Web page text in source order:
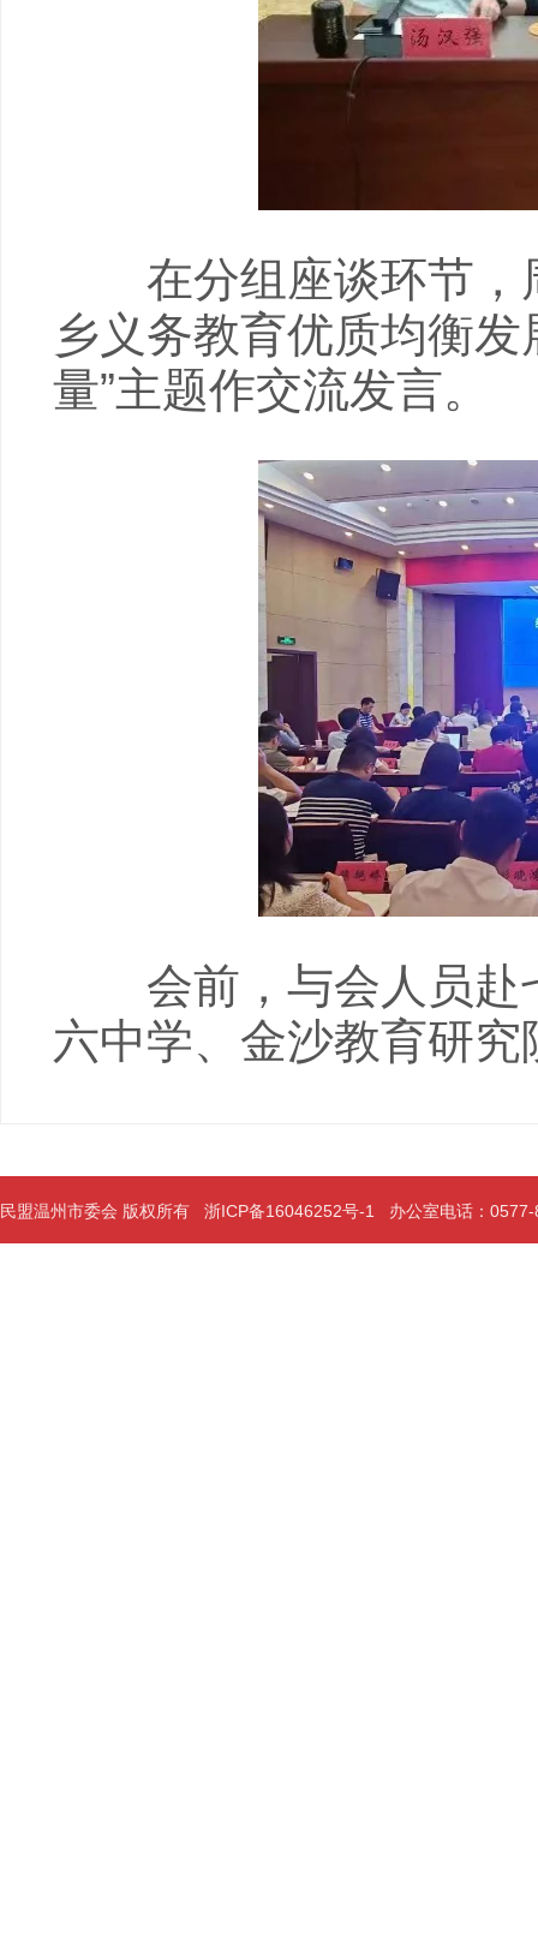
在分组座谈环节，
乡义务教育优质均衡发
量”主题作交流发言。
会前，与会人员赴
六中学、金沙教育研
民盟温州市委会 版权所有 浙ICP备16046252号-1 办公室电话：